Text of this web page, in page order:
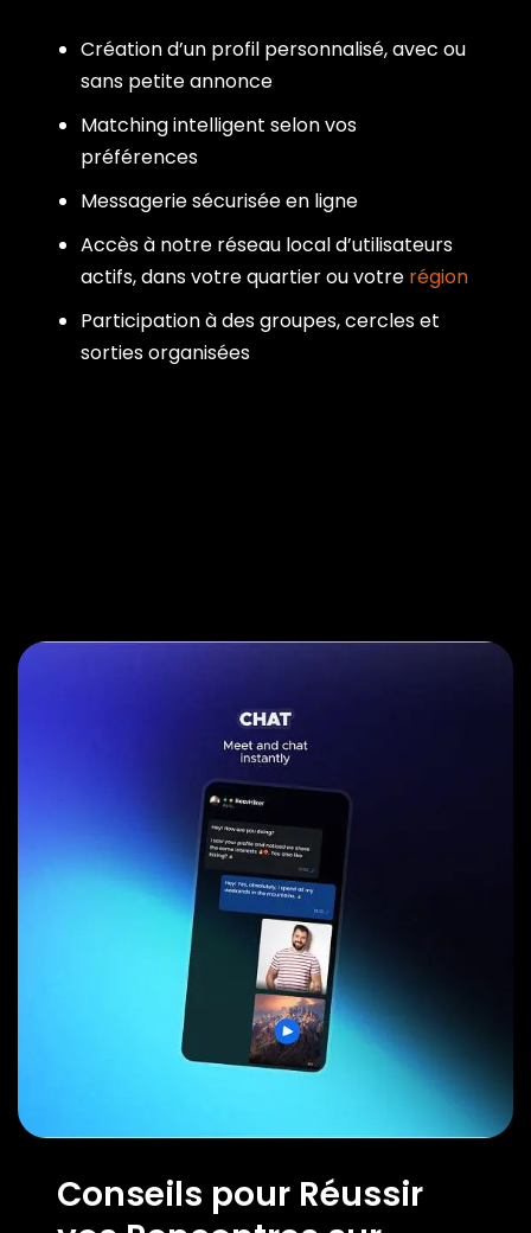
Création d’un profil personnalisé, avec ou
sans petite annonce
Matching intelligent selon vos
préférences
Messagerie sécurisée en ligne
Accès à notre réseau local d’utilisateurs
actifs, dans votre quartier ou votre région
Participation à des groupes, cercles et
sorties organisées
Conseils pour Réussir